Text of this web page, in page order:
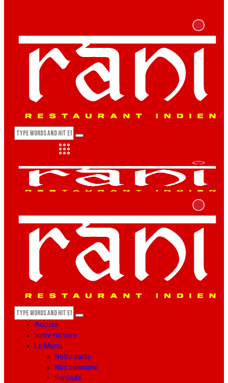
Accueil
notre histoire
Le Menu
Notre carte
Nos boissons
Formule